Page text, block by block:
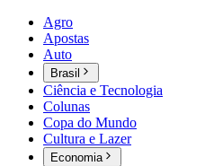
Agro
Apostas
Auto
Brasil
Ciência e Tecnologia
Colunas
Copa do Mundo
Cultura e Lazer
Economia